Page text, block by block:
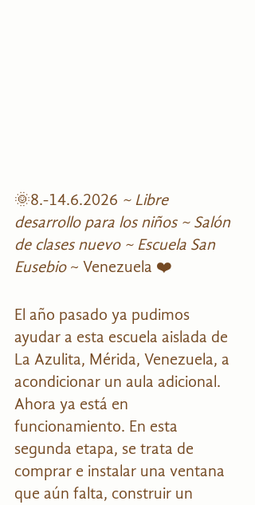
🌞8.-14.6.2026 ~ Libre
desarrollo para los niños ~ Salón
de clases nuevo ~ Escuela San
Eusebio ~ Venezuela ❤️
El año pasado ya pudimos
ayudar a esta escuela aislada de
La Azulita, Mérida, Venezuela, a
acondicionar un aula adicional.
Ahora ya está en
funcionamiento. En esta
segunda etapa, se trata de
comprar e instalar una ventana
que aún falta, construir un